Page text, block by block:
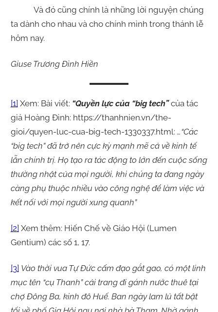
Và đó cũng chính là những lời nguyện chúng
ta dành cho nhau và cho chính mình trong thánh lễ
hôm nay.
Giuse Trương Đình Hiền
[1] Xem: Bài viết: “Quyền lực của “big tech”của tác
giả Hoàng Đình: https://thanhnien.vn/the-
gioi/quyen-luc-cua-big-tech-1330337.html: …“Các
“big tech” đã trở nên cực kỳ mạnh mẽ cả về kinh tế
lẫn chính trị. Họ tạo ra tác động to lớn đến cuộc sống
thường nhật của mọi người, khi chúng ta đang ngày
càng phụ thuộc nhiều vào công nghệ để làm việc và
kết nối với mọi người xung quanh”
[2] Xem thêm: Hiến Chế về Giáo Hội (Lumen
Gentium) các số 1, 17.
[3] Vào thời vua Tự Đức cấm đạo gắt gao, có một linh
mục tên “cụ Thanh” cải trang đi gánh nước thuê tại
chợ Đông Ba, kinh đô Huế. Ban ngày lam lủ tất bật